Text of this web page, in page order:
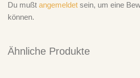
Du mußt angemeldet sein, um eine
können.
Ähnliche Produkte